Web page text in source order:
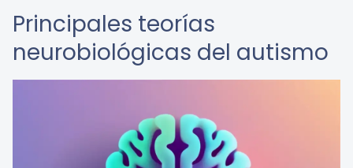
Principales teorías
neurobiológicas del autismo